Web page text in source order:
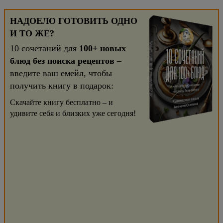
НАДОЕЛО ГОТОВИТЬ ОДНО
И ТО ЖЕ?
10 сочетаний для 100+ новых
блюд без поиска рецептов –
введите ваш емейл, чтобы
получить книгу в подарок:
Скачайте книгу бесплатно – и
удивите себя и близких уже сегодня!